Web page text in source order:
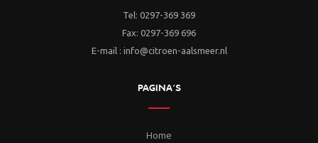
Tel: 0297-369 369
Fax: 0297-369 696
E-mail : info@citroen-aalsmeer.nl
PAGINA’S
Home